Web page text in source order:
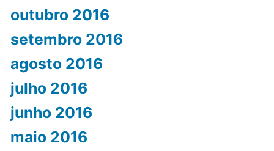
outubro 2016
setembro 2016
agosto 2016
julho 2016
junho 2016
maio 2016